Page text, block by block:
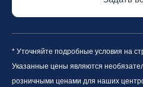
* Уточняйте подробные условия на
Указанные цены являются
розничными ценами для наших